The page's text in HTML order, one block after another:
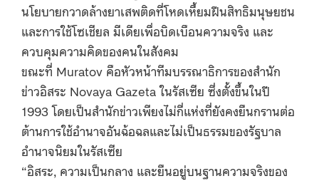
นโยบายกวาดล้างยาเสพติดที่โหดเหี้ยมฝืนสิทธิมนุษยชน
และการใช้โซเชียล มีเดียเพื่อบิดเบือนความจริง และ
ควบคุมความคิดของคนในสังคม
ขณะที่ Muratov คือหัวหน้าทีมบรรณาธิการของสำนัก
ข่าวอิสระ Novaya Gazeta ในรัสเซีย ซึ่งตั้งขึ้นในปี
1993 โดยเป็นสำนักข่าวเพียงไม่กี่แห่งที่ยังคงยืนกรานต่อ
ต้านการใช้อำนาจอันฉ้อฉลและไม่เป็นธรรมของรัฐบาล
อำนาจนิยมในรัสเซีย
“อิสระ, ความเป็นกลาง และยืนอยู่บนฐานความจริงของ